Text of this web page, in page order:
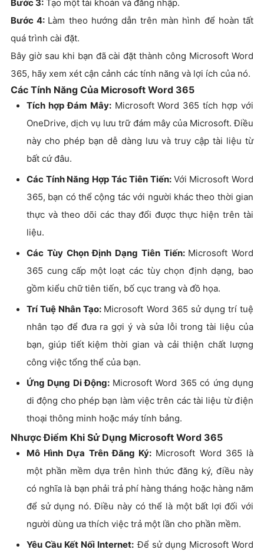
Bước 3: Tạo một tài khoản và đăng nhập.
Bước 4: Làm theo hướng dẫn trên màn hình để hoàn tất
quá trình cài đặt.
Bây giờ sau khi bạn đã cài đặt thành công Microsoft Word
365, hãy xem xét cận cảnh các tính năng và lợi ích của nó.
Các Tính Năng Của Microsoft Word 365
Tích hợp Đám Mây:Microsoft Word 365 tích hợp với
OneDrive, dịch vụ lưu trữ đám mây của Microsoft. Điều
này cho phép bạn dễ dàng lưu và truy cập tài liệu từ
bất cứ đâu.
Các Tính Năng Hợp Tác Tiên Tiến: Với Microsoft Word
365, bạn có thể cộng tác với người khác theo thời gian
thực và theo dõi các thay đổi được thực hiện trên tài
liệu.
Các Tùy Chọn Định Dạng Tiên Tiến: Microsoft Word
365 cung cấp một loạt các tùy chọn định dạng, bao
gồm kiểu chữ tiên tiến, bố cục trang và đồ họa.
Trí Tuệ Nhân Tạo: Microsoft Word 365 sử dụng trí tuệ
nhân tạo để đưa ra gợi ý và sửa lỗi trong tài liệu của
bạn, giúp tiết kiệm thời gian và cải thiện chất lượng
công việc tổng thể của bạn.
Ứng Dụng Di Động: Microsoft Word 365 có ứng dụng
di động cho phép bạn làm việc trên các tài liệu từ điện
thoại thông minh hoặc máy tính bảng.
Nhược Điểm Khi Sử Dụng Microsoft Word 365
Mô Hình Dựa Trên Đăng Ký: Microsoft Word 365 là
một phần mềm dựa trên hình thức đăng ký, điều này
có nghĩa là bạn phải trả phí hàng tháng hoặc hàng năm
để sử dụng nó. Điều này có thể là một bất lợi đối với
người dùng ưa thích việc trả một lần cho phần mềm.
Yêu Cầu Kết Nối Internet: Để sử dụng Microsoft Word